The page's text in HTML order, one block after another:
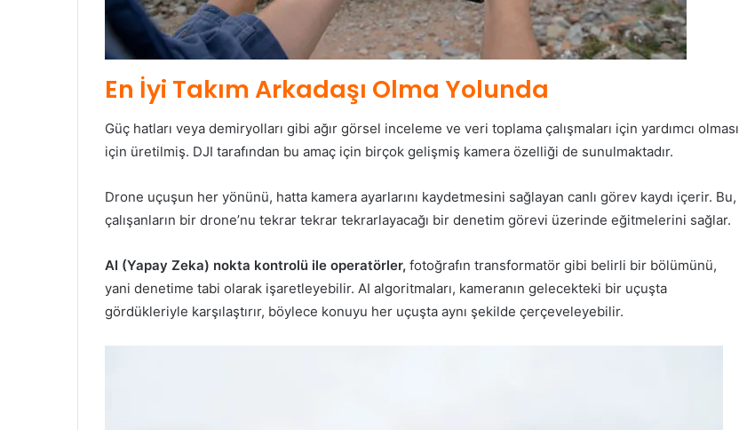
En İyi Takım Arkadaşı Olma Yolunda
Güç hatları veya demiryolları gibi ağır görsel inceleme ve veri toplama çalışmaları için yardımcı olması
için üretilmiş. DJI tarafından bu amaç için birçok gelişmiş kamera özelliği de sunulmaktadır.
Drone uçuşun her yönünü, hatta kamera ayarlarını kaydetmesini sağlayan canlı görev kaydı içerir. Bu,
çalışanların bir drone’nu tekrar tekrar tekrarlayacağı bir denetim görevi üzerinde eğitmelerini sağlar.
AI (Yapay Zeka) nokta kontrolü ile operatörler, fotoğrafın transformatör gibi belirli bir bölümünü,
yani denetime tabi olarak işaretleyebilir. AI algoritmaları, kameranın gelecekteki bir uçuşta
gördükleriyle karşılaştırır, böylece konuyu her uçuşta aynı şekilde çerçeveleyebilir.